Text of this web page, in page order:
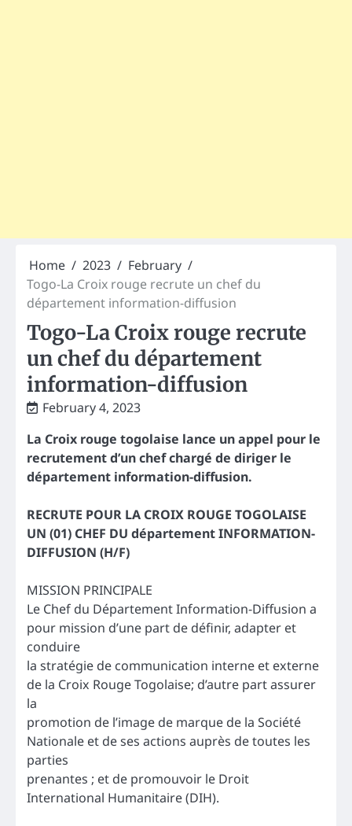
Home 2023
February
Togo-La Croix rouge recrute un chef du
département information-diffusion
Togo-La Croix rouge recrute
un chef du département
information-diffusion
February 4, 2023
La Croix rouge togolaise lance un appel pour le
recrutement d’un chef chargé de diriger le
département information-diffusion.
RECRUTE POUR LA CROIX ROUGE TOGOLAISE
UN (01) CHEF DU département INFORMATION-
DIFFUSION (H/F)
MISSION PRINCIPALE
Le Chef du Département Information-Diffusion a
pour mission d’une part de définir, adapter et
conduire
la stratégie de communication interne et externe
de la Croix Rouge Togolaise; d’autre part assurer
la
promotion de l’image de marque de la Société
Nationale et de ses actions auprès de toutes les
parties
prenantes ; et de promouvoir le Droit
International Humanitaire (DIH).